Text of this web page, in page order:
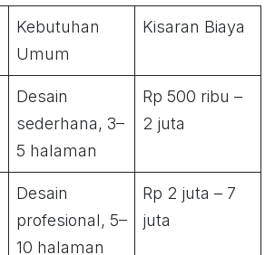
Kebutuhan
Umum
Kisaran Biaya
Desain
sederhana, 3–
5 halaman
Rp 500 ribu –
2 juta
Desain
profesional, 5–
10 halaman
Rp 2 juta – 7
juta